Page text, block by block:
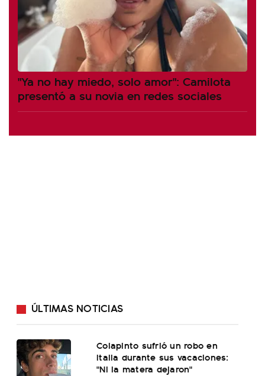
"Ya no hay miedo, solo amor": Camilota
presentó a su novia en redes sociales
ÚLTIMAS NOTICIAS
Colapinto sufrió un robo en
Italia durante sus vacaciones:
"Ni la matera dejaron"